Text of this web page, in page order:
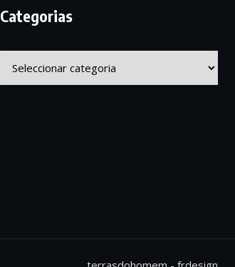
Categorias